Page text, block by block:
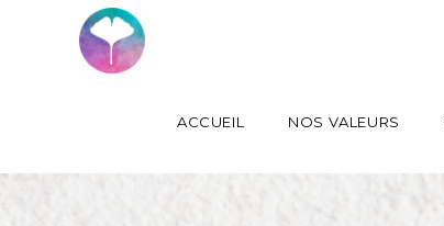
ACCUEIL NOS VALEURS